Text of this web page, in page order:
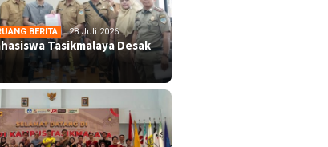
BERITA 28 Juli 2026
Tasikmalaya Desak